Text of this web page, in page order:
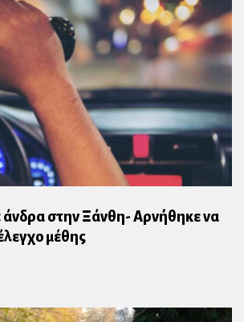
άνδρα στην Ξάνθη- Αρνήθηκε να
μέθης